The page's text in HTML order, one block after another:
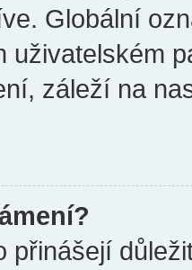
Globální
uživatelském
záleží na
přinášejí